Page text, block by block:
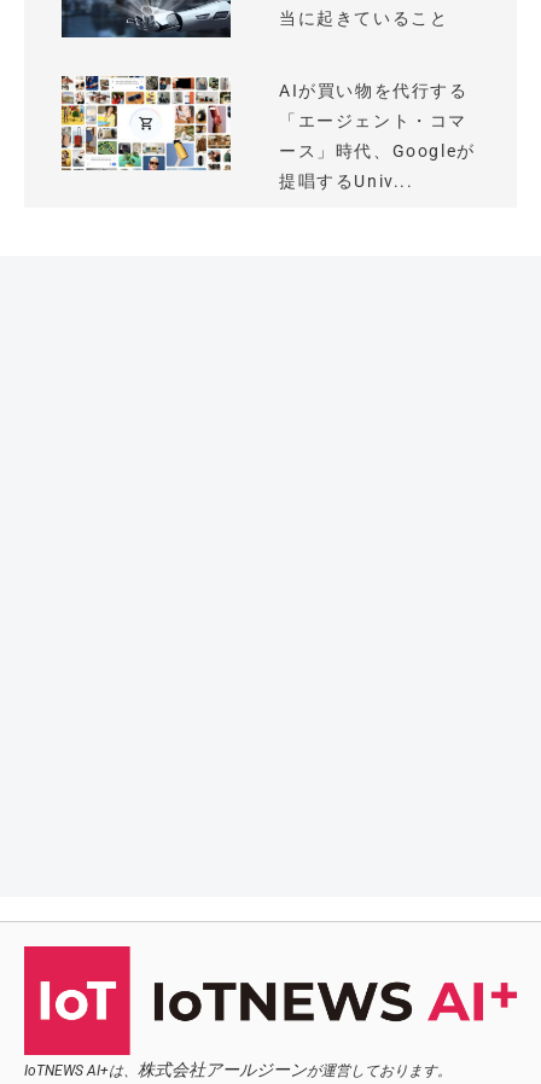
当に起きていること
AIが買い物を代行する
「エージェント・コマ
ース」時代、Googleが
提唱するUniv...
IoTNEWS AI+は、 株式会社アールジーンが運営しております。